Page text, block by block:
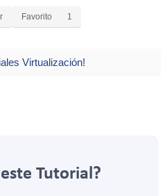
Favorito 1
Virtualización!
Tutorial?